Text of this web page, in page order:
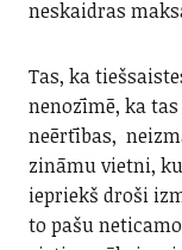
neskaidras
Tas, ka
nenozīmē, ka
neērtības,
zināmu vietni,
iepriekš droši
to pašu